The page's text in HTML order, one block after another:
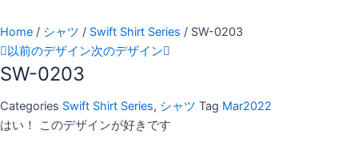
Home / シャツ / Swift Shirt Series / SW-0203
以前のデザイン次のデザイン
SW-0203
Categories Swift Shirt Series, シャツ Tag Mar2022
はい！ このデザインが好きです